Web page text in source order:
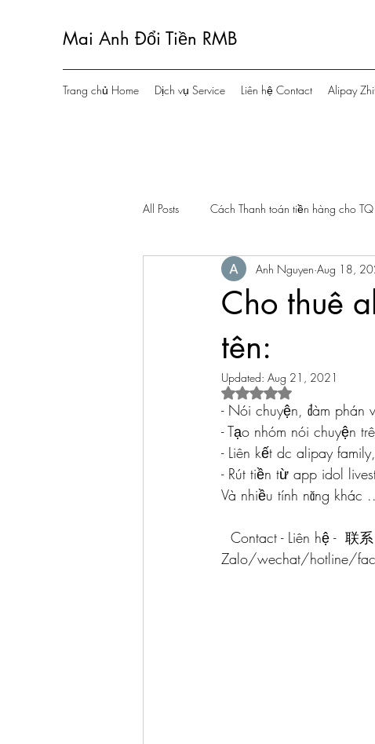
Mai Anh Đổi Tiền RMB
Trang chủ Home Dịch vụ Service Liên hệ Contact Alipay
All Posts Cách Thanh toán tiền hàng cho TQ
Cho thuê
tên:
Anh Nguyen Aug 18,
Updated: Aug 21, 2021
Rated NaN out of 5 stars.
- Nói chuyện, đàm phán
- Tạo nhóm nói chuyện
- Liên kết dc alipay family,
- Rút tiền từ app idol
Và nhiều tính năng khác
  Contact - Liên hệ -  联系
Zalo/wechat/hotline/